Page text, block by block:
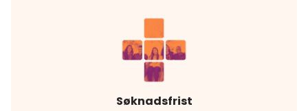
Søknadsfrist